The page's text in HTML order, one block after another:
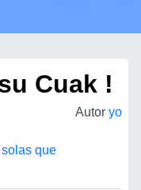
Cuak !
Autor yo
que